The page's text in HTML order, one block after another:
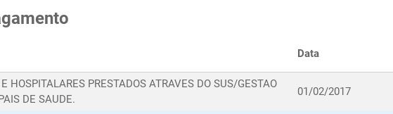
Data
HOSPITALARES PRESTADOS ATRAVES DO SUS/GESTAO
DE SAUDE.
01/02/2017